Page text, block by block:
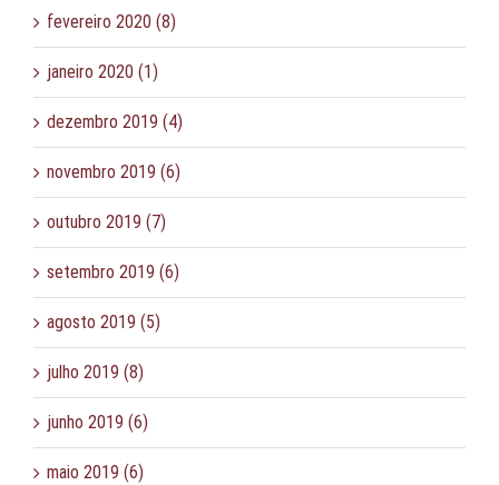
fevereiro 2020 (8)
janeiro 2020 (1)
dezembro 2019 (4)
novembro 2019 (6)
outubro 2019 (7)
setembro 2019 (6)
agosto 2019 (5)
julho 2019 (8)
junho 2019 (6)
maio 2019 (6)